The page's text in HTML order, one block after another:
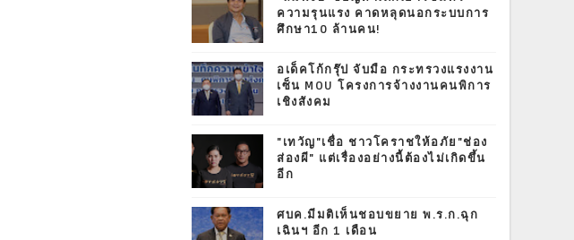
ความรุนแรง คาดหลุดนอกระบบการ
ศึกษา10 ล้านคน!
อเด็คโก้กรุ๊ป จับมือ กระทรวงแรงงาน
เซ็น MOU โครงการจ้างงานคนพิการ
เชิงสังคม
"เทวัญ"เชื่อ ชาวโคราชให้อภัย"ช่อง
ส่องผี" แต่เรื่องอย่างนี้ต้องไม่เกิดขึ้น
อีก
ศบค.มีมติเห็นชอบขยาย พ.ร.ก.ฉุก
เฉินฯ อีก 1 เดือน